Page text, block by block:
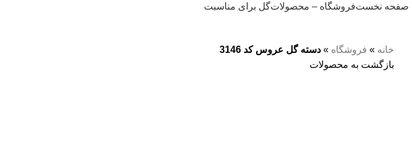
صفحه نخستفروشگاه – محصولاتگل برای مناسبت
خانه » فروشگاه » دسته گل عروس کد 3146
بازگشت به محصولات